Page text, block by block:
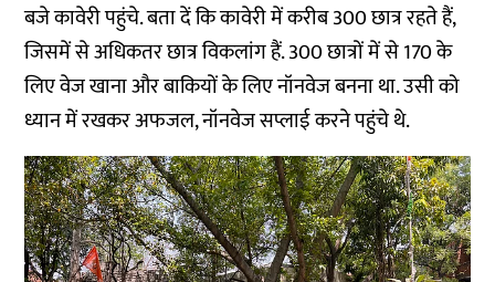
बजे कावेरी पहुंचे. बता दें कि कावेरी में करीब 300 छात्र रहते हैं,
जिसमें से अधिकतर छात्र विकलांग हैं. 300 छात्रों में से 170 के
लिए वेज खाना और बाकियों के लिए नॉनवेज बनना था. उसी को
ध्यान में रखकर अफजल, नॉनवेज सप्लाई करने पहुंचे थे.